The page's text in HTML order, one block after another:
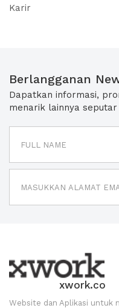
Karir
Berlangganan
Dapatkan informasi,
menarik lainnya seputar
xwork.co
Website dan Aplikasi untuk